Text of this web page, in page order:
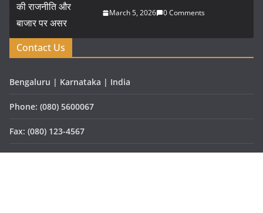
March 5, 2026 0 Comments
Contact Us
Bengaluru | Karnataka | India
Phone: (080) 5600067
Fax: (080) 123-4567
Email: vartaprabhat@gmail.com